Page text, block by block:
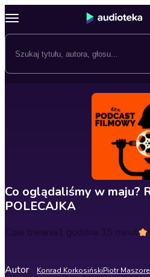
Co oglądaliśmy w maju?
POLECAJKA
Czas trwania1 godzina 35 minut
Autor Konrad KorkosińskiPiotr